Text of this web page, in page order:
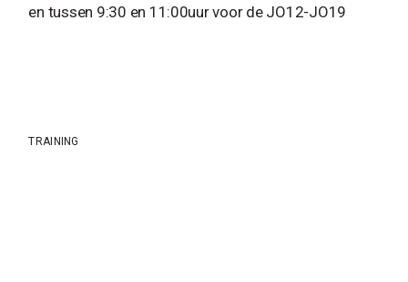
en tussen 9:30 en 11:00uur voor de JO12-JO19
TRAINING